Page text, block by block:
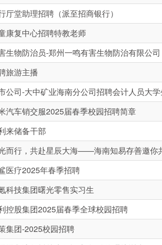
厅堂助理招聘（派至招商银行）
康复中心招聘特教老师
生物防治员-郑州一鸣有害生物防治有限公司
旅游主播
公司-大中矿业海南分公司招聘会计人员大
汽车销交服2025届春季校园招聘简章
来储备干部
而行，共赴星辰大海——海南知易存善邀你
医疗2025年春季招聘
科技集团曙光零售实习生
控股集团2025届春季全球校园招聘
集团-2025校园招聘